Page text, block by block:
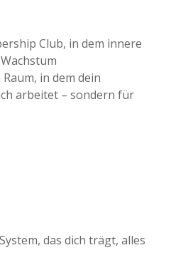
Club, in dem innere
in dem dein
arbeitet – sondern für
das dich trägt, alles